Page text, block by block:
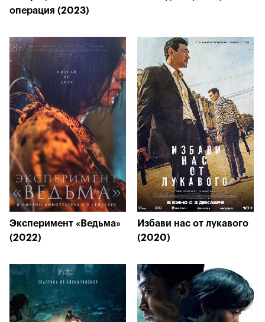
операция (2023)
Эксперимент «Ведьма»
(2022)
Избави нас от лукавого
(2020)